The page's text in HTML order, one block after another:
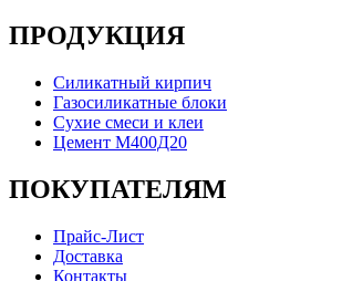
ПРОДУКЦИЯ
Силикатный кирпич
Газосиликатные блоки
Сухие смеси и клеи
Цемент М400Д20
ПОКУПАТЕЛЯМ
Прайс-Лист
Доставка
Контакты